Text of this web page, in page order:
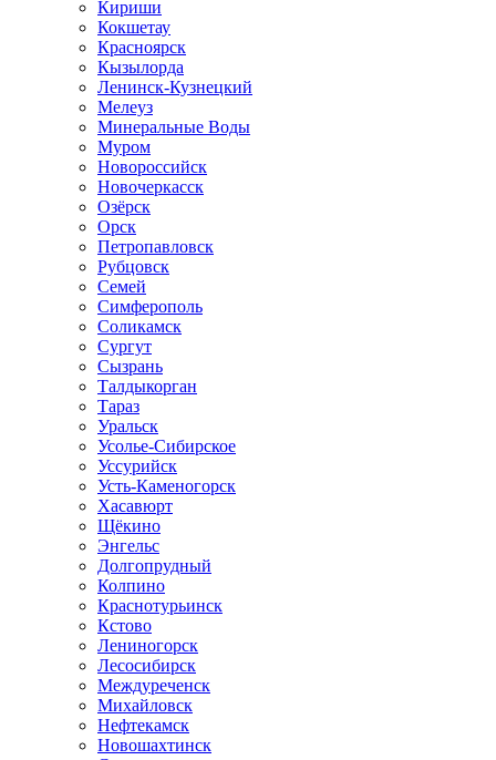
Кириши
Кокшетау
Красноярск
Кызылорда
Ленинск-Кузнецкий
Мелеуз
Минеральные Воды
Муром
Новороссийск
Новочеркасск
Озёрск
Орск
Петропавловск
Рубцовск
Семей
Симферополь
Соликамск
Сургут
Сызрань
Талдыкорган
Тараз
Уральск
Усолье-Сибирское
Уссурийск
Усть-Каменогорск
Хасавюрт
Щёкино
Энгельс
Долгопрудный
Колпино
Краснотурьинск
Кстово
Лениногорск
Лесосибирск
Междуреченск
Михайловск
Нефтекамск
Новошахтинск